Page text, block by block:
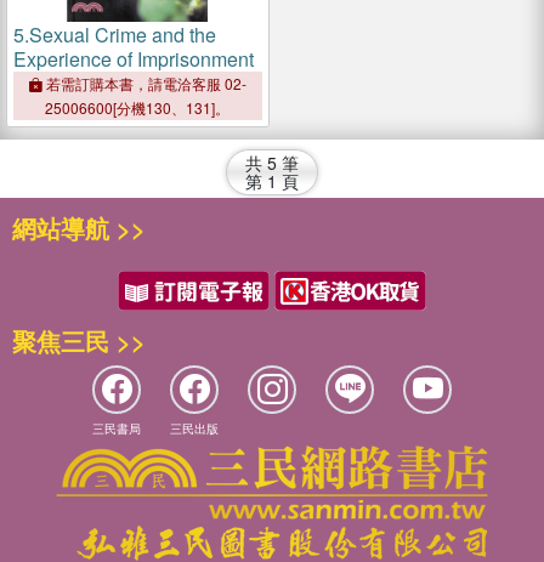
5.Sexual Crime and the
Experience of Imprisonment
若需訂購本書，請電洽客服 02-
25006600[分機130、131]。
共 5 筆
第 1 頁
網站導航 >>
聚焦三民 >>
三民書局 三民出版